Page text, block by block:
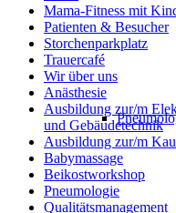
Mama-Fitness mit
Patienten & Besucher
Storchenparkplatz
Trauercafé
Wir über uns
Anästhesie
Ausbildung zur/m
und Gebäudetechnik
Ausbildung zur/m
Babymassage
Beikostworkshop
Pneumologie
Qualitätsmanagement